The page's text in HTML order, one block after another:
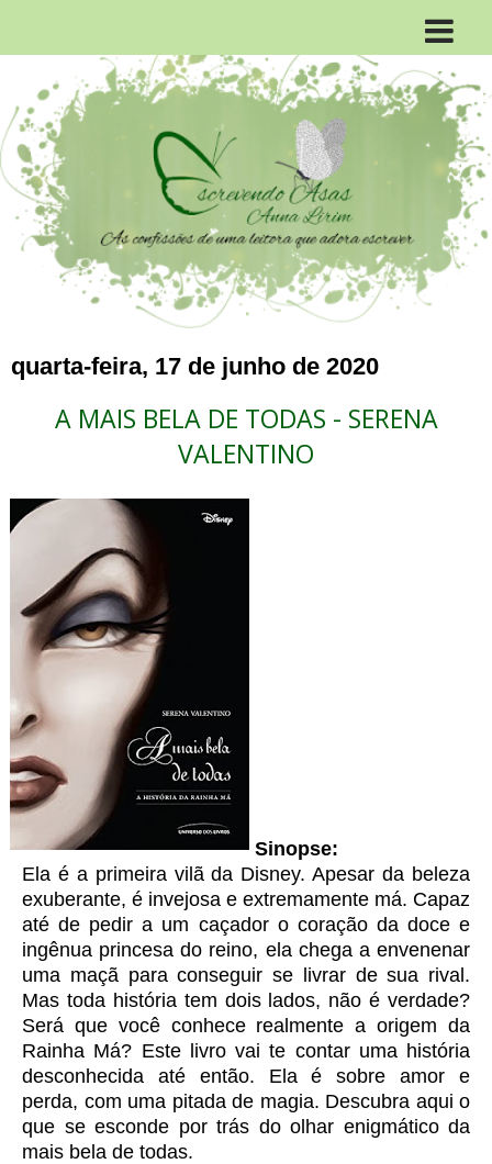
quarta-feira, 17 de junho de 2020
A MAIS BELA DE TODAS - SERENA
VALENTINO
Sinopse:
Ela é a primeira vilã da Disney. Apesar da beleza
exuberante, é invejosa e extremamente má. Capaz
até de pedir a um caçador o coração da doce e
ingênua princesa do reino, ela chega a envenenar
uma maçã para conseguir se livrar de sua rival.
Mas toda história tem dois lados, não é verdade?
Será que você conhece realmente a origem da
Rainha Má? Este livro vai te contar uma história
desconhecida até então. Ela é sobre amor e
perda, com uma pitada de magia. Descubra aqui o
que se esconde por trás do olhar enigmático da
mais bela de todas.